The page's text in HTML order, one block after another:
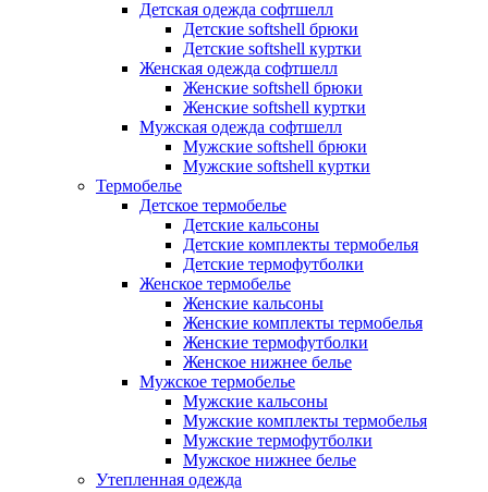
Детская одежда софтшелл
Детские softshell брюки
Детские softshell куртки
Женская одежда софтшелл
Женские softshell брюки
Женские softshell куртки
Мужская одежда софтшелл
Мужские softshell брюки
Мужские softshell куртки
Термобелье
Детское термобелье
Детские кальсоны
Детские комплекты термобелья
Детские термофутболки
Женское термобелье
Женские кальсоны
Женские комплекты термобелья
Женские термофутболки
Женское нижнее белье
Мужское термобелье
Мужские кальсоны
Мужские комплекты термобелья
Мужские термофутболки
Мужское нижнее белье
Утепленная одежда